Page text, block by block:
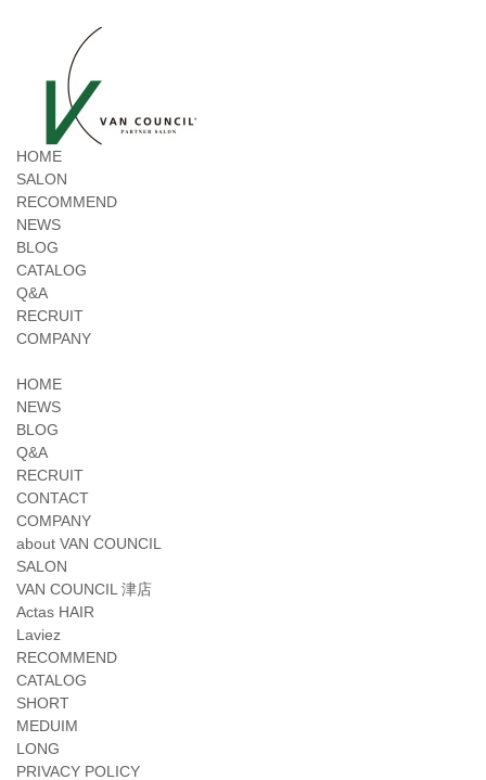
HOME
SALON
RECOMMEND
NEWS
BLOG
CATALOG
Q&A
RECRUIT
COMPANY
HOME
NEWS
BLOG
Q&A
RECRUIT
CONTACT
COMPANY
about VAN COUNCIL
SALON
VAN COUNCIL 津店
Actas HAIR
Laviez
RECOMMEND
CATALOG
SHORT
MEDUIM
LONG
PRIVACY POLICY